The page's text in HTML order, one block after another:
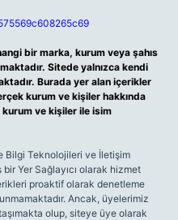
bir marka, kurum veya şahıs
Sitede yalnızca kendi
Burada yer alan içerikler
kurum ve kişiler hakkında
kurum ve kişiler ile isim
Bilgi Teknolojileri ve İletişim
Yer Sağlayıcı olarak hizmet
proaktif olarak denetleme
Ancak, üyelerimiz
olup, siteye üye olarak